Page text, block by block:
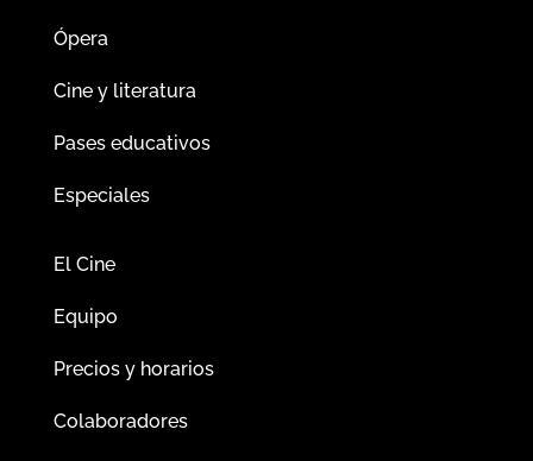
Ópera
Cine y literatura
Pases educativos
Especiales
El Cine
Equipo
Precios y horarios
Colaboradores